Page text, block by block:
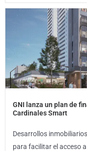
GNI lanza un plan de
Cardinales Smart
Desarrollos
para facilitar el acceso